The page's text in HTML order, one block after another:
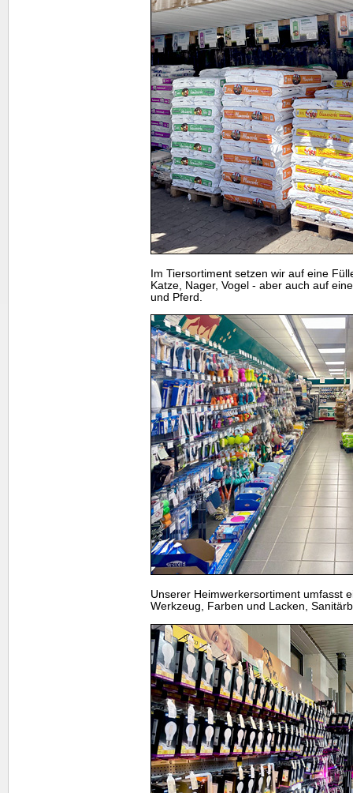
Im Tiersortiment setzen wir auf eine
Katze, Nager, Vogel - aber auch auf
und Pferd.
Unserer Heimwerkersortiment umfasst
Werkzeug, Farben und Lacken,